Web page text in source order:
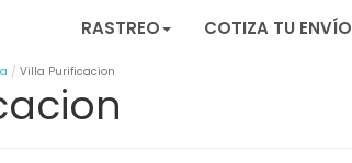
RASTREO COTIZA TU ENVÍO
Villa Purificacion